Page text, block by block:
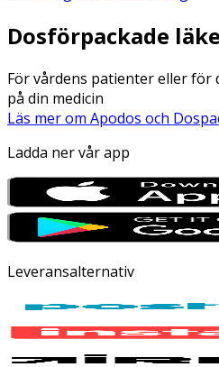
Dosförpackade
För vårdens patienter eller för
på din medicin
Läs mer om Apodos och
Ladda ner vår app
Leveransalternativ